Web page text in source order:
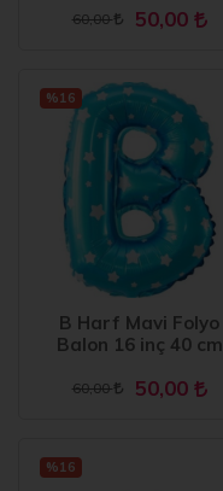
60,00 50,00
B Harf Mavi Folyo
Balon 16 inç 40 cm
60,00 50,00
%16
%16